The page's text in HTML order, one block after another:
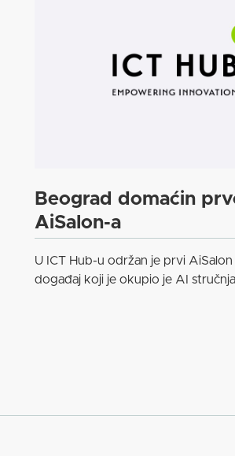
Beograd domaćin
AiSalon-a
U ICT Hub-u održan je prvi
događaj koji je okupio je AI